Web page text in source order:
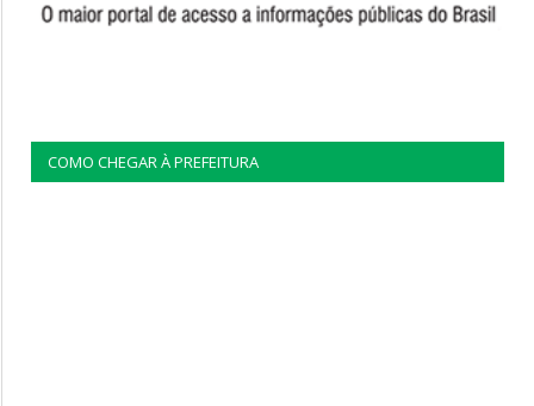
COMO CHEGAR À PREFEITURA